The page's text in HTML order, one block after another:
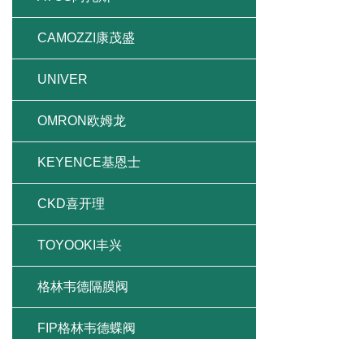
CAMOZZI康茂盛
UNIVER
OMRON欧姆龙
KEYENCE基恩士
CKD喜开理
TOYOOKI丰兴
格林韦德隔膜阀
FIP格林韦德蝶阀